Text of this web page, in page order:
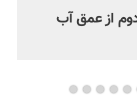
از عمق آب